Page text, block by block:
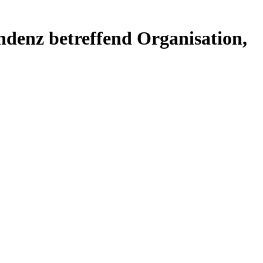
betreffend Organisation,